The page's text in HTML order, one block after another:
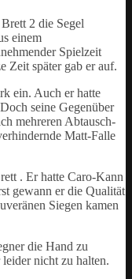
2 die Segel
einem
Spielzeit
Zeit später gab er auf.
ein. Auch er hatte
seine Gegenüber
mehreren Abtausch-
Matt-Falle
. Er hatte Caro-Kann
gewann er die Qualität
Siegen kamen
die Hand zu
nicht zu halten.